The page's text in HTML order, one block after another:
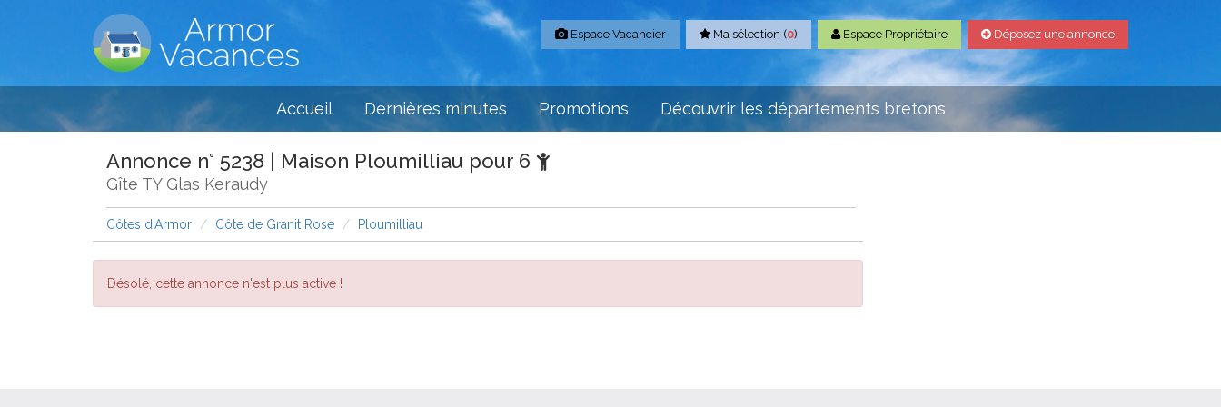
Espace Vacancier Ma sélection (0) Espace Propriétaire Déposez une annonce
Accueil Dernières minutes Promotions Découvrir les départements bretons
Annonce n° 5238 | Maison Ploumilliau pour 6
Gîte TY Glas Keraudy
Côtes d'Armor Côte de Granit Rose Ploumilliau
Désolé, cette annonce n'est plus active !